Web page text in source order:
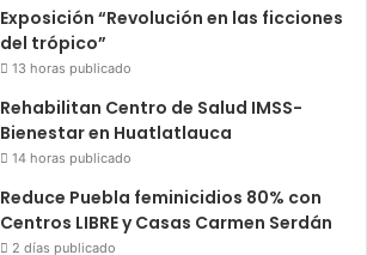
Exposición “Revolución en las ficciones
del trópico”
13 horas publicado
Rehabilitan Centro de Salud IMSS-
Bienestar en Huatlatlauca
14 horas publicado
Reduce Puebla feminicidios 80% con
Centros LIBRE y Casas Carmen Serdán
2 días publicado